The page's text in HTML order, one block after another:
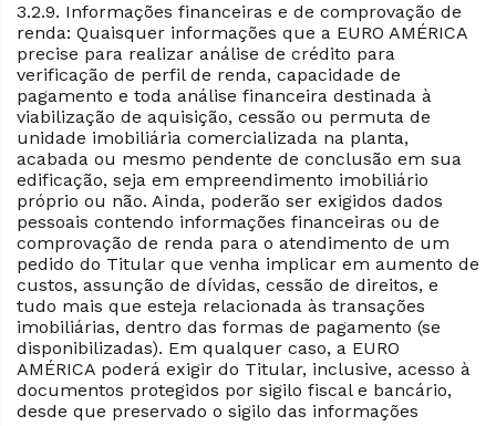
3.2.9. Informações financeiras e de comprovação de
renda: Quaisquer informações que a EURO AMÉRICA
precise para realizar análise de crédito para
verificação de perfil de renda, capacidade de
pagamento e toda análise financeira destinada à
viabilização de aquisição, cessão ou permuta de
unidade imobiliária comercializada na planta,
acabada ou mesmo pendente de conclusão em sua
edificação, seja em empreendimento imobiliário
próprio ou não. Ainda, poderão ser exigidos dados
pessoais contendo informações financeiras ou de
comprovação de renda para o atendimento de um
pedido do Titular que venha implicar em aumento de
custos, assunção de dívidas, cessão de direitos, e
tudo mais que esteja relacionada às transações
imobiliárias, dentro das formas de pagamento (se
disponibilizadas). Em qualquer caso, a EURO
AMÉRICA poderá exigir do Titular, inclusive, acesso à
documentos protegidos por sigilo fiscal e bancário,
desde que preservado o sigilo das informações